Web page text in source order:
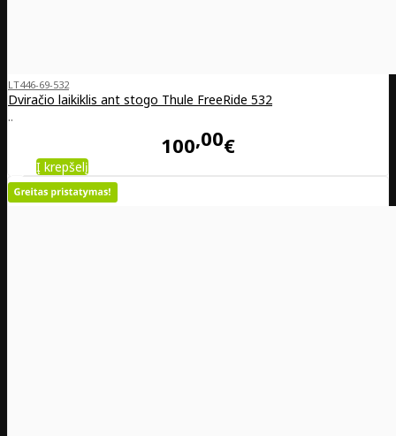
LT446-69-532
Dviračio laikiklis ant stogo Thule FreeRide 532
..
100 00€
Į krepšelį